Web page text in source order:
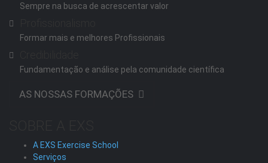
Sempre na busca de acrescentar valor
Formar mais e melhores Profissionais
Fundamentação e análise pela comunidade científica
AS NOSSAS FORMAÇÕES
A EXS Exercise School
Serviços